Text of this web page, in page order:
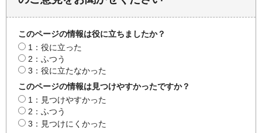
このページの情報は役に立ちましたか？
1：役に立った
2：ふつう
3：役に立たなかった
このページの情報は見つけやすかったですか？
1：見つけやすかった
2：ふつう
3：見つけにくかった